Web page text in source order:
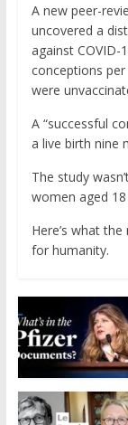
A new peer-
uncovered a
against COVID-
conceptions
were
A “successful
a live birth nine
The study
women aged
Here’s what
for humanity.